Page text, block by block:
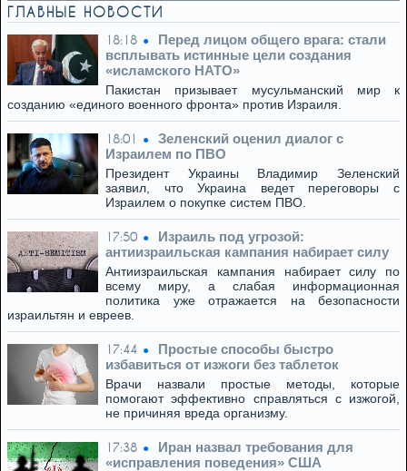
ГЛАВНЫЕ НОВОСТИ
18:18
Перед лицом общего врага: стали
всплывать истинные цели создания
«исламского НАТО»
Пакистан призывает мусульманский мир к
созданию «единого военного фронта» против Израиля.
18:01
Зеленский оценил диалог с
Израилем по ПВО
Президент Украины Владимир Зеленский
заявил, что Украина ведет переговоры с
Израилем о покупке систем ПВО.
17:50
Израиль под угрозой:
антиизраильская кампания набирает силу
Антиизраильская кампания набирает силу по
всему миру, а слабая информационная
политика уже отражается на безопасности
израильтян и евреев.
17:44
Простые способы быстро
избавиться от изжоги без таблеток
Врачи назвали простые методы, которые
помогают эффективно справляться с изжогой,
не причиняя вреда организму.
17:38
Иран назвал требования для
«исправления поведения» США